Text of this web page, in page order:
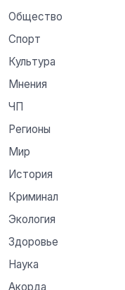
Общество
Спорт
Культура
Мнения
ЧП
Регионы
Мир
История
Криминал
Экология
Здоровье
Наука
Акорда